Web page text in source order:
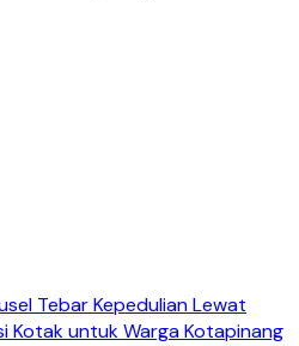
Tebar Kepedulian Lewat
Kotak untuk Warga Kotapinang